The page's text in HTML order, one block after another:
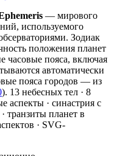
— мирового
используемого
Зодиак
положения планет
часовые пояса, включая
автоматически
пояса городов — из
). 13 небесных тел · 8
аспекты · синастрия с
транзиты планет в
· SVG-